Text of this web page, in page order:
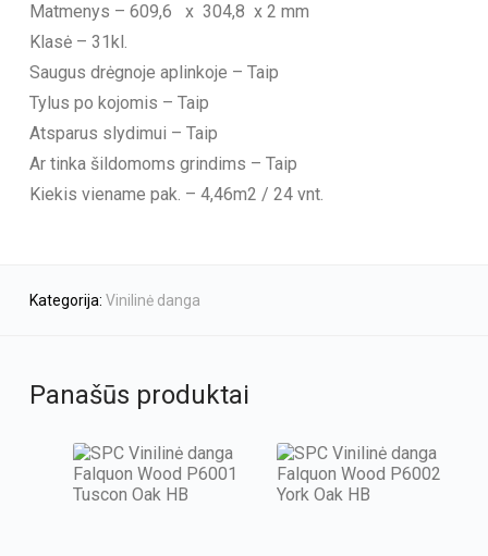
Matmenys – 609,6 x 304,8 x 2 mm
Klasė – 31kl.
Saugus drėgnoje aplinkoje – Taip
Tylus po kojomis – Taip
Atsparus slydimui – Taip
Ar tinka šildomoms grindims – Taip
Kiekis viename pak. – 4,46m2 / 24 vnt.
Kategorija: Vinilinė danga
Panašūs produktai